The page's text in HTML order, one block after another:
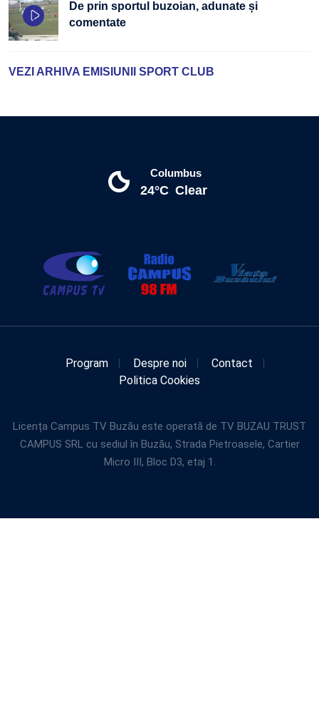
De prin sportul buzoian, adunate și
comentate
VEZI ARHIVA EMISIUNII SPORT CLUB
Columbus
24°C Clear
Program Despre noi
Contact
Politica Cookies
Licența Campus TV Buzău este operată de TV BUZAU TRUST
CAMPUS SRL cu sediul în Buzău, Strada Pietroasele, Cartier
Micro III, Bloc D3, etaj 1.